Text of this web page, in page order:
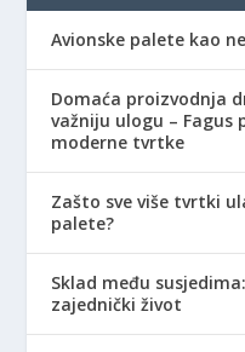
Avionske palete kao
Domaća proizvodnja
važniju ulogu –
moderne tvrtke
Zašto sve više tvrtki
palete?
Sklad među
zajednički život